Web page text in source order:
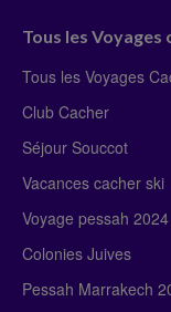
Tous les Voyages
Tous les Voyages
Club Cacher
Séjour Souccot
Vacances cacher ski
Voyage pessah 2024
Colonies Juives
Pessah Marrakech